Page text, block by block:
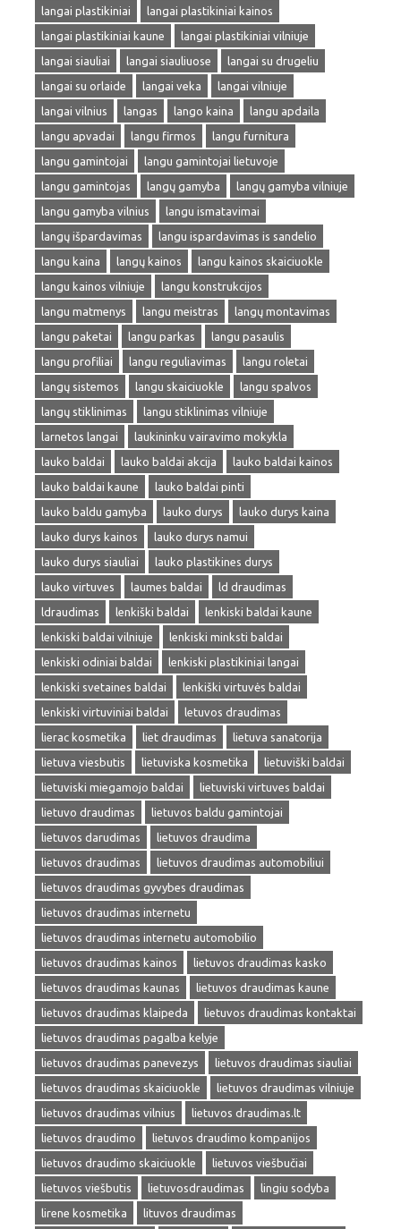
langai plastikiniai
langai plastikiniai kainos
langai plastikiniai kaune
langai plastikiniai vilniuje
langai siauliai
langai siauliuose
langai su drugeliu
langai su orlaide
langai veka
langai vilniuje
langai vilnius
langas lango kaina
langu apdaila
langu apvadai
langu firmos
langu furnitura
langu gamintojai
langu gamintojai lietuvoje
langu gamintojas
langų gamyba
langų gamyba vilniuje
langu gamyba vilnius
langu ismatavimai
langų išpardavimas
langu ispardavimas is sandelio
langu kaina
langų kainos
langu kainos skaiciuokle
langu kainos vilniuje
langu konstrukcijos
langu matmenys
langu meistras
langų montavimas
langu paketai
langu parkas
langu pasaulis
langu profiliai
langu reguliavimas
langu roletai
langų sistemos
langu skaiciuokle
langu spalvos
langų stiklinimas
langu stiklinimas vilniuje
larnetos langai
laukininku vairavimo mokykla
lauko baldai
lauko baldai akcija
lauko baldai kainos
lauko baldai kaune
lauko baldai pinti
lauko baldu gamyba
lauko durys
lauko durys kaina
lauko durys kainos
lauko durys namui
lauko durys siauliai
lauko plastikines durys
lauko virtuves
laumes baldai
ld draudimas
ldraudimas
lenkiški baldai
lenkiski baldai kaune
lenkiski baldai vilniuje
lenkiski minksti baldai
lenkiski odiniai baldai
lenkiski plastikiniai langai
lenkiski svetaines baldai
lenkiški virtuvės baldai
lenkiski virtuviniai baldai
letuvos draudimas
lierac kosmetika
liet draudimas
lietuva sanatorija
lietuva viesbutis
lietuviska kosmetika
lietuviški baldai
lietuviski miegamojo baldai
lietuviski virtuves baldai
lietuvo draudimas
lietuvos baldu gamintojai
lietuvos darudimas
lietuvos draudima
lietuvos draudimas
lietuvos draudimas automobiliui
lietuvos draudimas gyvybes draudimas
lietuvos draudimas internetu
lietuvos draudimas internetu automobilio
lietuvos draudimas kainos
lietuvos draudimas kasko
lietuvos draudimas kaunas
lietuvos draudimas kaune
lietuvos draudimas klaipeda
lietuvos draudimas kontaktai
lietuvos draudimas pagalba kelyje
lietuvos draudimas panevezys
lietuvos draudimas siauliai
lietuvos draudimas skaiciuokle
lietuvos draudimas vilniuje
lietuvos draudimas vilnius
lietuvos draudimas.lt
lietuvos draudimo
lietuvos draudimo kompanijos
lietuvos draudimo skaiciuokle
lietuvos viešbučiai
lietuvos viešbutis
lietuvosdraudimas
lingiu sodyba
lirene kosmetika
lituvos draudimas